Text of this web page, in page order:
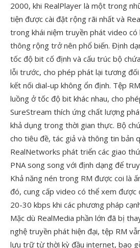
2000, khi RealPlayer là một trong
tiện được cài đặt rộng rãi nhất và
trong khái niệm truyền phát video
thông rộng trở nên phổ biến. Định
tốc độ bit cố định và cấu trúc bộ
lỗi trước, cho phép phát lại tương
kết nối dial-up không ổn định. Tệp
luồng ở tốc độ bit khác nhau, cho
SureStream thích ứng chất lượng
khả dụng trong thời gian thực. Bộ
cho tiêu đề, tác giả và thông tin bản
RealNetworks phát triển các giao
PNA song song với định dạng để
Khả năng nén trong RM được coi là
đó, cung cấp video có thể xem
20-30 kbps khi các phương pháp
Mặc dù RealMedia phần lớn đã bị
nghệ truyền phát hiện đại, tệp RM
lưu trữ từ thời kỳ đầu internet, bao